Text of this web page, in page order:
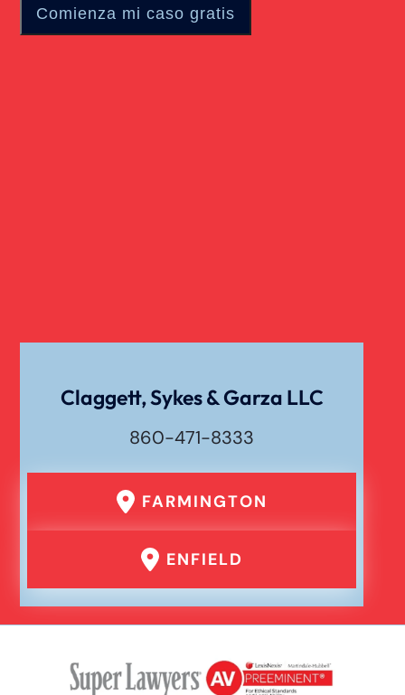
Claggett, Sykes & Garza LLC
860-471-8333
FARMINGTON
ENFIELD